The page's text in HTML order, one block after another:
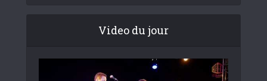
Video du jour